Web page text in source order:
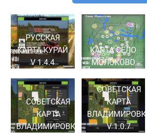
РУССКАЯ
КАРТА КУРАЙ
V 1.4.4
КАРТА СЕЛО
МОЛОКОВО
СОВЕТСКАЯ
КАРТА
ВЛАДИМИРОВКА
СОВЕТСКАЯ
КАРТА
ВЛАДИМИРОВКА
V 1.0.7